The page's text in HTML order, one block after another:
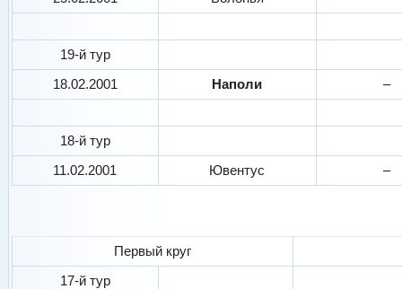
19-й тур
18.02.2001
Наполи –
18-й тур
11.02.2001
Ювентус –
Первый круг
17-й тур